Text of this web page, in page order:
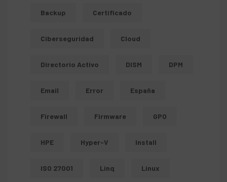
Backup Certificado
Ciberseguridad Cloud
Directorio Activo DISM DPM
Email Error España
Firewall Firmware GPO
HPE Hyper-V Install
ISO 27001 Linq Linux